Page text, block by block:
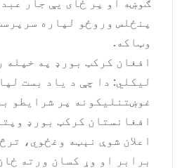
ګوښه او پر ځای یې جار
پنځلس وروځو لپاره
وټاکه.
افغان کرکټ بورډ په خپله
لیکلي: دا چې د یاد بست
غوښتنلیکونه پر شرایطو
افغانستان کرکټ بورډ
اعلان شوې نېټه وغځوي،
برابر او وړ کسان ورته